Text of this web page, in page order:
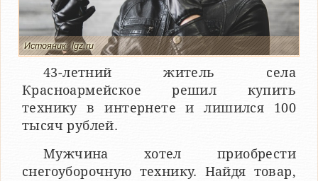
Истояник: lgz.ru
43-летний житель села
Красноармейское решил купить
технику в интернете и лишился 100
тысяч рублей.
Мужчина хотел приобрести
снегоуборочную технику. Найдя товар,